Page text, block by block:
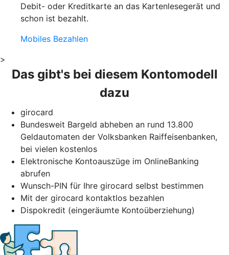
Debit- oder Kreditkarte an das Kartenlesegerät und
schon ist bezahlt.
Mobiles Bezahlen
>
Das gibt's bei diesem Kontomodell
dazu
girocard
Bundesweit Bargeld abheben an rund 13.800
Geldautomaten der Volksbanken Raiffeisenbanken,
bei vielen kostenlos
Elektronische Kontoauszüge im OnlineBanking
abrufen
Wunsch-PIN für Ihre girocard selbst bestimmen
Mit der girocard kontaktlos bezahlen
Dispokredit (eingeräumte Kontoüberziehung)